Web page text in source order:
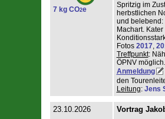
7 kg CO2e
Spritzig im
herbstlichen
und
Machart.
Fotos 2017,
Treffpunkt:
ÖPNV möglich.
Anmeldung
den
Leitung: Jens
23.10.2026 Vortrag